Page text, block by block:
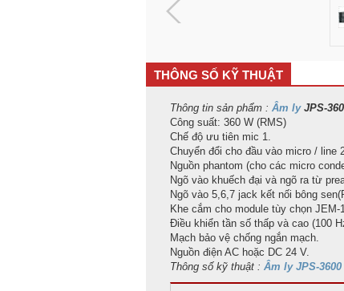
THÔNG SỐ KỸ THUẬT
Thông tin sản phẩm : Âm ly JPS-
Công suất: 360 W (RMS)
Chế độ ưu tiên mic 1.
Chuyển đổi cho đầu vào micro / line
Nguồn phantom (cho các micro
Ngõ vào khuếch đại và ngõ ra từ
Ngõ vào 5,6,7 jack kết nối bông
Khe cắm cho module tùy chọn
Điều khiển tần số thấp và cao (100
Mạch bảo vệ chống ngắn mạch.
Nguồn điện AC hoặc DC 24 V.
Thông số kỹ thuật : Âm ly JPS-3600